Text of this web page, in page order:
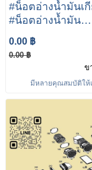
#น็อตอ่างน้ำมันเ
#น็อตอ่างน้ำมัน
เกียร์W205 BENZ
#น็อตอ่างน้ำมัน
เกียร์9สปีด (9G-
W213 W222
W253 W166
R172 R232 002
03 (MADE IN
GERMANY)
0.00 ฿
0.00 ฿
ข
มีหลายคุณสมบัติให้